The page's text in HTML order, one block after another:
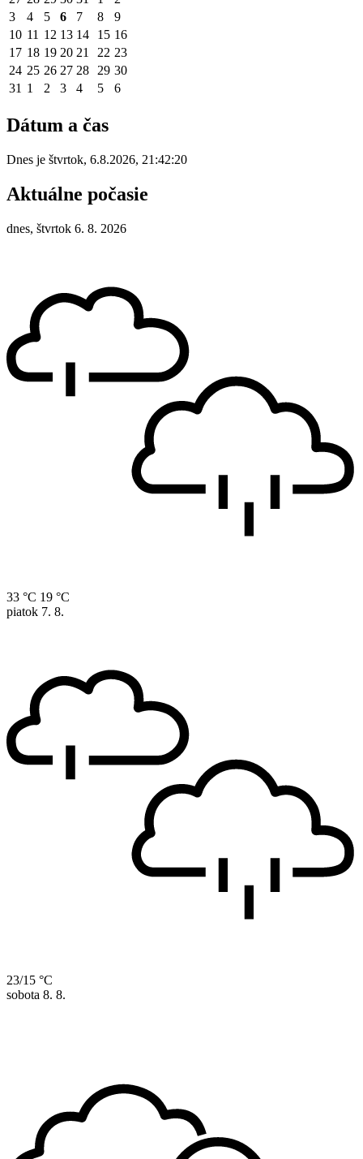
3
4 5 6 7 8
9
10 11 12 13 14 15 16
17 18 19 20 21 22 23
24 25 26 27 28 29 30
31 1 2 3 4 5 6
Dátum a čas
Dnes je štvrtok, 6.8.2026, 21:42:20
Aktuálne počasie
dnes, štvrtok 6. 8. 2026
33 °C 19 °C
piatok 7. 8.
23/15 °C
sobota 8. 8.